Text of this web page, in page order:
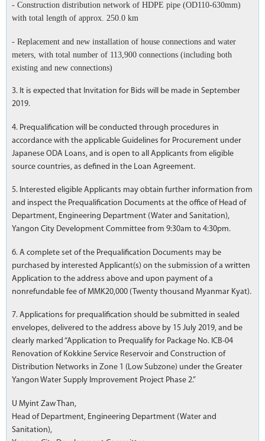
- Construction distribution network of HDPE pipe (OD110-630mm)
with total length of approx. 250.0 km
- Replacement and new installation of house connections and water
meters, with total number of 113,900 connections (including both
existing and new connections)
3. It is expected that Invitation for Bids will be made in September
2019.
4. Prequalification will be conducted through procedures in
accordance with the applicable Guidelines for Procurement under
Japanese ODA Loans, and is open to all Applicants from eligible
source countries, as defined in the Loan Agreement.
5. Interested eligible Applicants may obtain further information from
and inspect the Prequalification Documents at the office of Head of
Department, Engineering Department (Water and Sanitation),
Yangon City Development Committee from 9:30am to 4:30pm.
6. A complete set of the Prequalification Documents may be
purchased by interested Applicant(s) on the submission of a written
Application to the address above and upon payment of a
nonrefundable fee of MMK20,000 (Twenty thousand Myanmar Kyat).
7. Applications for prequalification should be submitted in sealed
envelopes, delivered to the address above by 15 July 2019, and be
clearly marked “Application to Prequalify for Package No. ICB-04
Renovation of Kokkine Service Reservoir and Construction of
Distribution Networks in Zone 1 (Low Subzone) under the Greater
Yangon Water Supply Improvement Project Phase 2.”
U Myint Zaw Than,
Head of Department, Engineering Department (Water and
Sanitation),